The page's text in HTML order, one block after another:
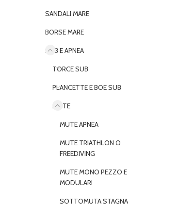
SANDALI MARE
BORSE MARE
SUB E APNEA
TORCE SUB
PLANCETTE E BOE SUB
MUTE
MUTE APNEA
MUTE TRIATHLON O
FREEDIVING
MUTE MONO PEZZO E
MODULARI
SOTTOMUTA STAGNA